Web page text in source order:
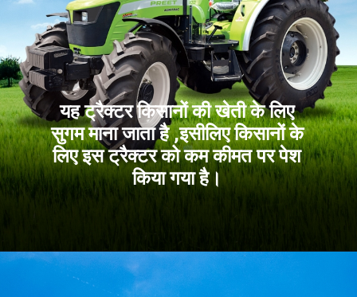
यह ट्रैक्टर किसानों की खेती के लिए
सुगम माना जाता है ,इसीलिए किसानों के
लिए इस ट्रैक्टर को कम कीमत पर पेश
किया गया है।